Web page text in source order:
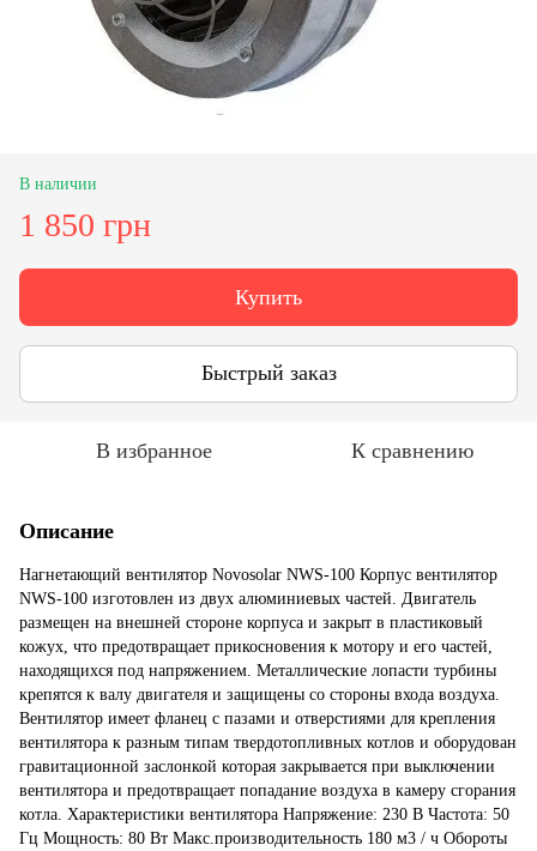
В наличии
1 850 грн
Купить
Быстрый заказ
В избранное К сравнению
Описание
Нагнетающий вентилятор Novosolar NWS-100 Корпус вентилятор
NWS-100 изготовлен из двух алюминиевых частей. Двигатель
размещен на внешней стороне корпуса и закрыт в пластиковый
кожух, что предотвращает прикосновения к мотору и его частей,
находящихся под напряжением. Металлические лопасти турбины
крепятся к валу двигателя и защищены со стороны входа воздуха.
Вентилятор имеет фланец с пазами и отверстиями для крепления
вентилятора к разным типам твердотопливных котлов и оборудован
гравитационной заслонкой которая закрывается при выключении
вентилятора и предотвращает попадание воздуха в камеру сгорания
котла. Характеристики вентилятора Напряжение: 230 В Частота: 50
Гц Мощность: 80 Вт Макс.производительность 180 м3 / ч Обороты